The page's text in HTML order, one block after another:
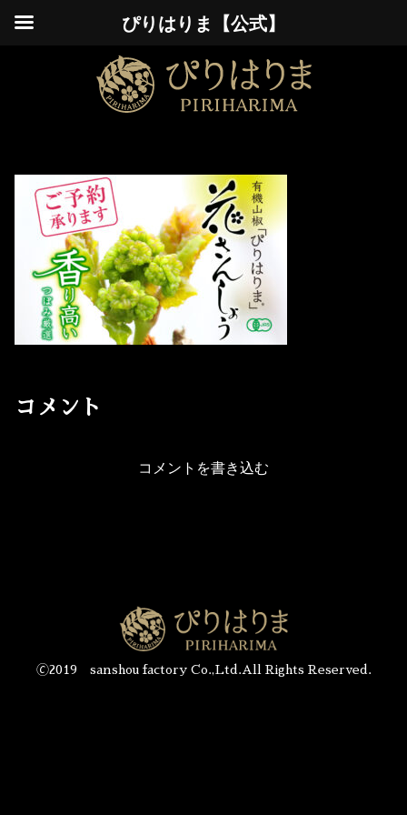
コメント
コメントを書き込む
🄫2019 sanshou factory Co.,Ltd.All Rights Reserved.
ぴりはりま【公式】